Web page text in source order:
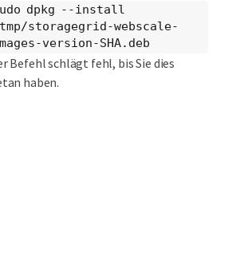
dpkg --install
storagegrid-webscale-
version-SHA.deb
Befehl schlägt fehl, bis Sie dies
haben.